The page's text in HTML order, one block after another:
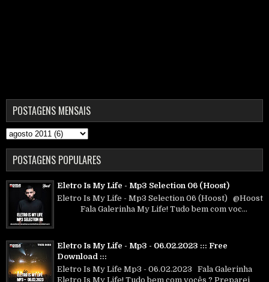
POSTAGENS MENSAIS
POSTAGENS POPULARES
Eletro Is My Life - Mp3 Selection 06 (Hoost)
Eletro Is My Life - Mp3 Selection 06 (Hoost) @Hoost
Fala Galerinha My Life! Tudo bem com voc...
Eletro Is My Life - Mp3 - 06.02.2023 ::: Free
Download :::
Eletro Is My Life Mp3 - 06.02.2023 Fala Galerinha
Eletro Is My Life! Tudo bem com vocês ? Preparei